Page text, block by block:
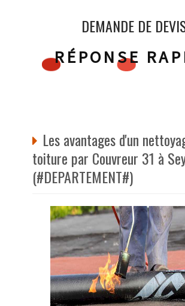
DEMANDE DE
RÉPONSE
Les avantages d'un
toiture par Couvreur 31 à
(#DEPARTEMENT#)